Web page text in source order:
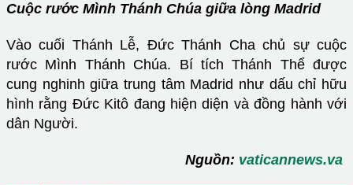
Cuộc rước Mình Thánh Chúa giữa lòng Madrid
Vào cuối Thánh Lễ, Đức Thánh Cha chủ sự cuộc
rước Mình Thánh Chúa. Bí tích Thánh Thể được
cung nghinh giữa trung tâm Madrid như dấu chỉ hữu
hình rằng Đức Kitô đang hiện diện và đồng hành với
dân Người.
Nguồn: vaticannews.va